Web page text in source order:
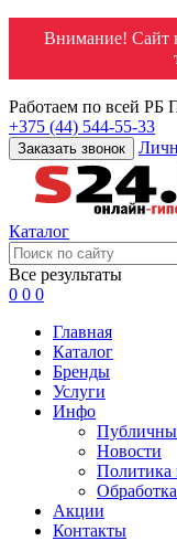
Внимание! Сайт
Работаем по всей РБ
+375 (44) 544-55-33
Заказать звонок
Каталог
Все результаты
0 0 0
Главная
Каталог
Бренды
Услуги
Инфо
Новости
Политика
Акции
Контакты